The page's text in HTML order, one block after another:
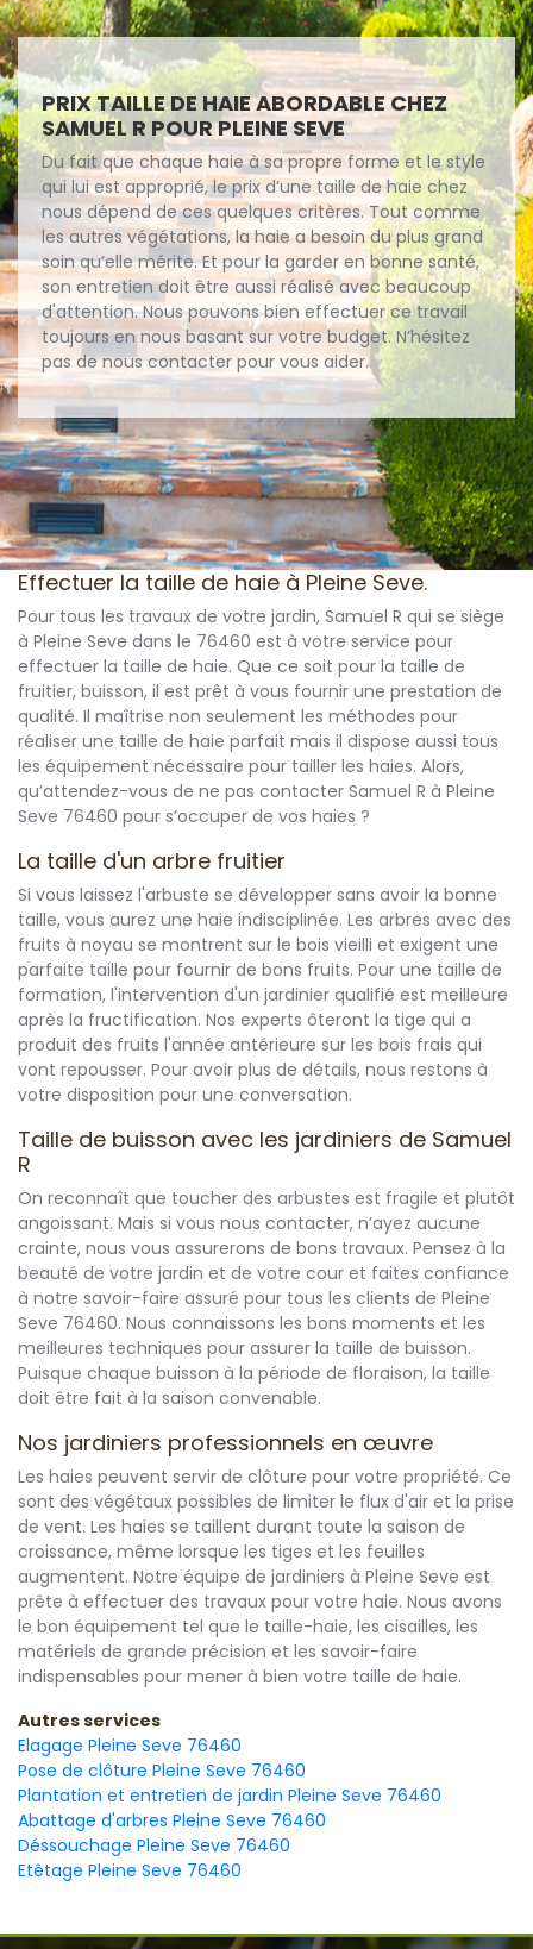
PRIX TAILLE DE HAIE ABORDABLE CHEZ
SAMUEL R POUR PLEINE SEVE
Du fait que chaque haie à sa propre forme et le style
qui lui est approprié, le prix d’une taille de haie chez
nous dépend de ces quelques critères. Tout comme
les autres végétations, la haie a besoin du plus grand
soin qu’elle mérite. Et pour la garder en bonne santé,
son entretien doit être aussi réalisé avec beaucoup
d'attention. Nous pouvons bien effectuer ce travail
toujours en nous basant sur votre budget. N’hésitez
pas de nous contacter pour vous aider.
Effectuer la taille de haie à Pleine Seve.
Pour tous les travaux de votre jardin, Samuel R qui se siège
à Pleine Seve dans le 76460 est à votre service pour
effectuer la taille de haie. Que ce soit pour la taille de
fruitier, buisson, il est prêt à vous fournir une prestation de
qualité. Il maîtrise non seulement les méthodes pour
réaliser une taille de haie parfait mais il dispose aussi tous
les équipement nécessaire pour tailler les haies. Alors,
qu’attendez-vous de ne pas contacter Samuel R à Pleine
Seve 76460 pour s’occuper de vos haies ?
La taille d'un arbre fruitier
Si vous laissez l'arbuste se développer sans avoir la bonne
taille, vous aurez une haie indisciplinée. Les arbres avec des
fruits à noyau se montrent sur le bois vieilli et exigent une
parfaite taille pour fournir de bons fruits. Pour une taille de
formation, l'intervention d'un jardinier qualifié est meilleure
après la fructification. Nos experts ôteront la tige qui a
produit des fruits l'année antérieure sur les bois frais qui
vont repousser. Pour avoir plus de détails, nous restons à
votre disposition pour une conversation.
Taille de buisson avec les jardiniers de Samuel
R
On reconnaît que toucher des arbustes est fragile et plutôt
angoissant. Mais si vous nous contacter, n’ayez aucune
crainte, nous vous assurerons de bons travaux. Pensez à la
beauté de votre jardin et de votre cour et faites confiance
à notre savoir-faire assuré pour tous les clients de Pleine
Seve 76460. Nous connaissons les bons moments et les
meilleures techniques pour assurer la taille de buisson.
Puisque chaque buisson à la période de floraison, la taille
doit être fait à la saison convenable.
Nos jardiniers professionnels en œuvre
Les haies peuvent servir de clôture pour votre propriété. Ce
sont des végétaux possibles de limiter le flux d'air et la prise
de vent. Les haies se taillent durant toute la saison de
croissance, même lorsque les tiges et les feuilles
augmentent. Notre équipe de jardiniers à Pleine Seve est
prête à effectuer des travaux pour votre haie. Nous avons
le bon équipement tel que le taille-haie, les cisailles, les
matériels de grande précision et les savoir-faire
indispensables pour mener à bien votre taille de haie.
Autres services
Elagage Pleine Seve 76460
Pose de clôture Pleine Seve 76460
Plantation et entretien de jardin Pleine Seve 76460
Abattage d'arbres Pleine Seve 76460
Déssouchage Pleine Seve 76460
Etêtage Pleine Seve 76460